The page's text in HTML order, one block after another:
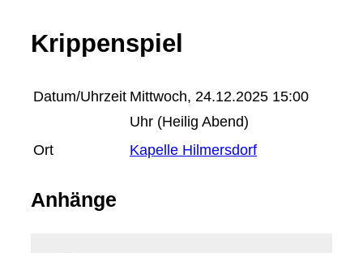
Krippenspiel
Datum/Uhrzeit Mittwoch, 24.12.2025 15:00
Uhr (Heilig Abend)
Ort
Kapelle Hilmersdorf
Anhänge